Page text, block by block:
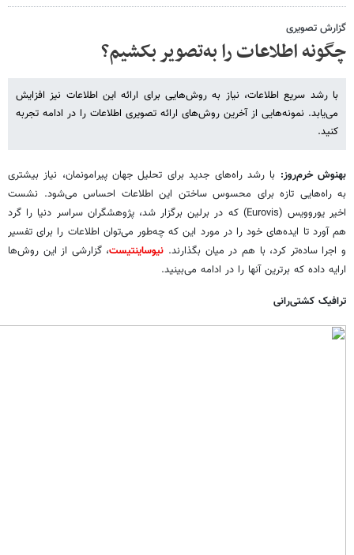
گزارش تصویری
چگونه اطلاعات را به‌تصویر بکشیم؟
با رشد سریع اطلاعات،‌ نیاز به روش‌هایی برای ارائه این اطلاعات نیز افزایش
می‌یابد. نمونه‌هایی از آخرین روش‌های ارائه تصویری اطلاعات را در ادامه تجربه
کنید.
بهنوش خرم‌روز: با رشد راه‌های جدید برای تحلیل جهان پیرامونمان، نیاز بیشتری
به راه‌هایی تازه برای محسوس ساختن این اطلاعات احساس می‌شود. نشست
اخیر یوروویس (Eurovis) که در برلین برگزار شد،‌ پژوهشگران سراسر دنیا را گرد
هم آورد تا ایده‌های خود را در مورد این که چه‌طور می‌توان اطلاعات را برای تفسیر
و اجرا ساده‌تر کرد، با هم در میان بگذارند. نیوساینتیست، گزارشی از این روش‌ها
ارایه داده که برترین آنها را در ادامه می‌بینید.
ترافیک کشتی‌رانی